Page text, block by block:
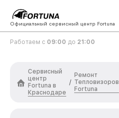
Официальный сервисный центр Fortuna
Работаем с 09:00 до 21:00
Сервисный
центр
Fortuna в
Краснодаре
/
Ремонт
Тепловизоров
Fortuna